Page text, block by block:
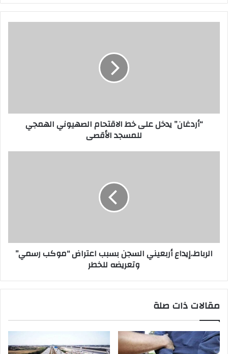
“أردغان” يدخل على خط الاقتحام الصهيوني الهمجي
للمسجد الأقصى
الرباط..إيداع أربعيني السجن بسبب اعتراض “موكب رسمي”
وتعريضه للخطر
مقالات ذات صلة